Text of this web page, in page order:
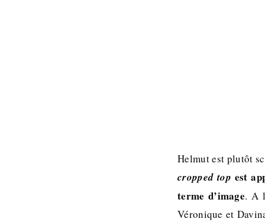
Helmut est plutôt
cropped top est
terme d’image. A
Véronique et